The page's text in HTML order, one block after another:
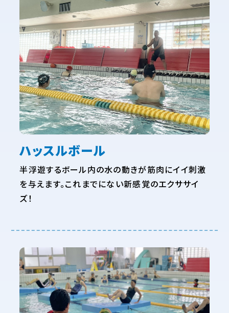
ハッスルボール
半浮遊するボール内の水の動きが筋肉にイイ刺激
を与えます。これまでにない新感覚のエクササイ
ズ！